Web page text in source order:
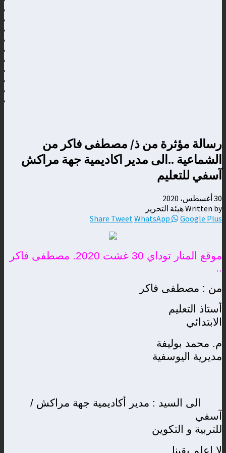
رسالة مؤثرة من ذ/ مصطفى فاكر من
الشماعية ..الى مدير اكاديمية جهة مراكش
آسفي للتعليم
30 أغسطس، 2020
Written by هيئة التحرير
Share Tweet WhatsApp Google Plus
موقع المنار توداي 30 غشت 2020. مصطفى فاكر
..
من : مصطفى فاكر
أستاذ التعليم
الابتدائي
م. محمد بوليفة
مديرية اليوسفية
الى السيد : مدير أكاديمية جهة مراكش /
آسفي
للتربية و التكوين
لا اعلم يقينا